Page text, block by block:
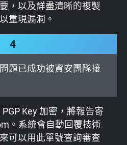
，以及詳盡清晰的複製
重現漏洞。
4
題已成功被資安團隊接
Key 加密，將報告寄
。系統會自動回覆技術
可以用此單號查詢審查